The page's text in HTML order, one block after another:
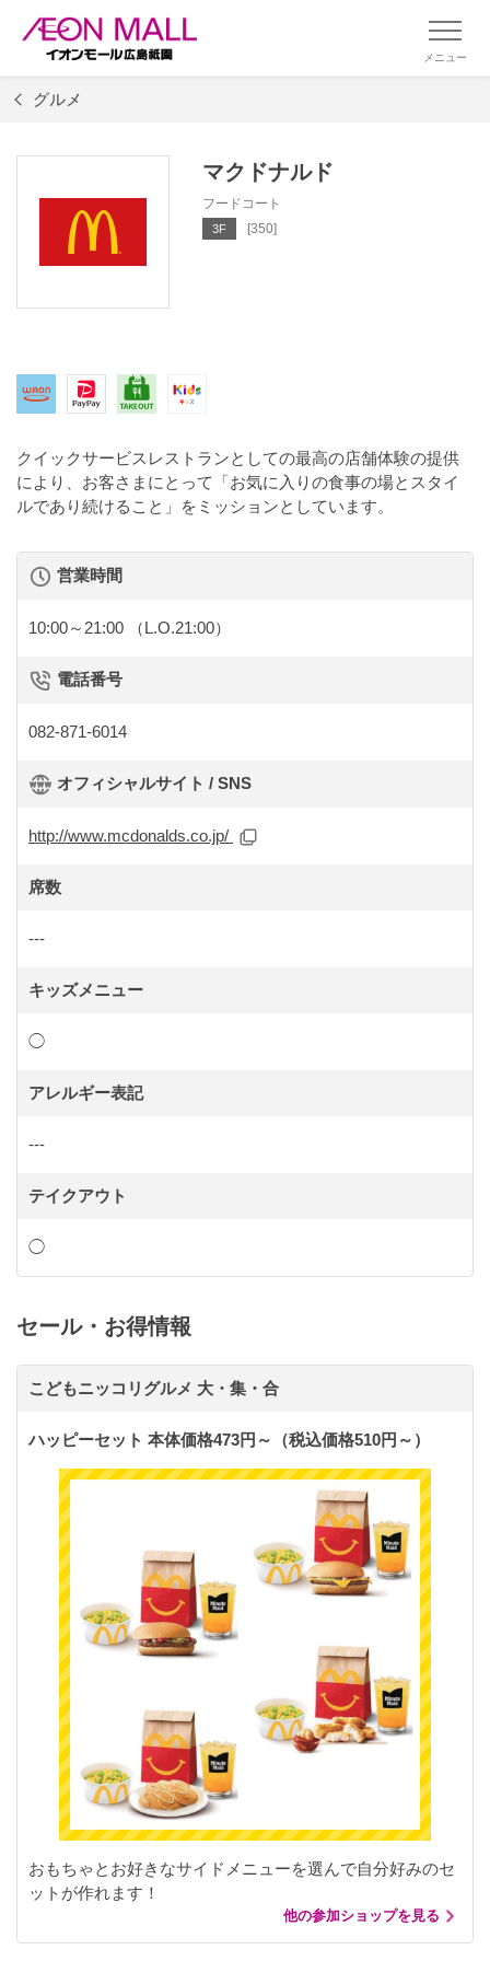
メニュー
グルメ
マクドナルド
フードコート
3F [350]
クイックサービスレストランとしての最高の店舗体験の提供
により、お客さまにとって「お気に入りの食事の場とスタイ
ルであり続けること」をミッションとしています。
営業時間
10:00～21:00 （L.O.21:00）
電話番号
082-871-6014
オフィシャルサイト / SNS
http://www.mcdonalds.co.jp/
席数
---
キッズメニュー
◯
アレルギー表記
---
テイクアウト
◯
セール・お得情報
こどもニッコリグルメ 大・集・合
ハッピーセット 本体価格473円～（税込価格510円～）
おもちゃとお好きなサイドメニューを選んで自分好みのセ
ットが作れます！
他の参加ショップを見る